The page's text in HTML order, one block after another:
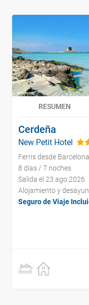
RESUMEN
Cerdeña
New Petit Hotel
Ferris desde Barcelona
8 días / 7 noches
Salida el 23 ago 2026
Alojamiento y
Seguro de Viaje